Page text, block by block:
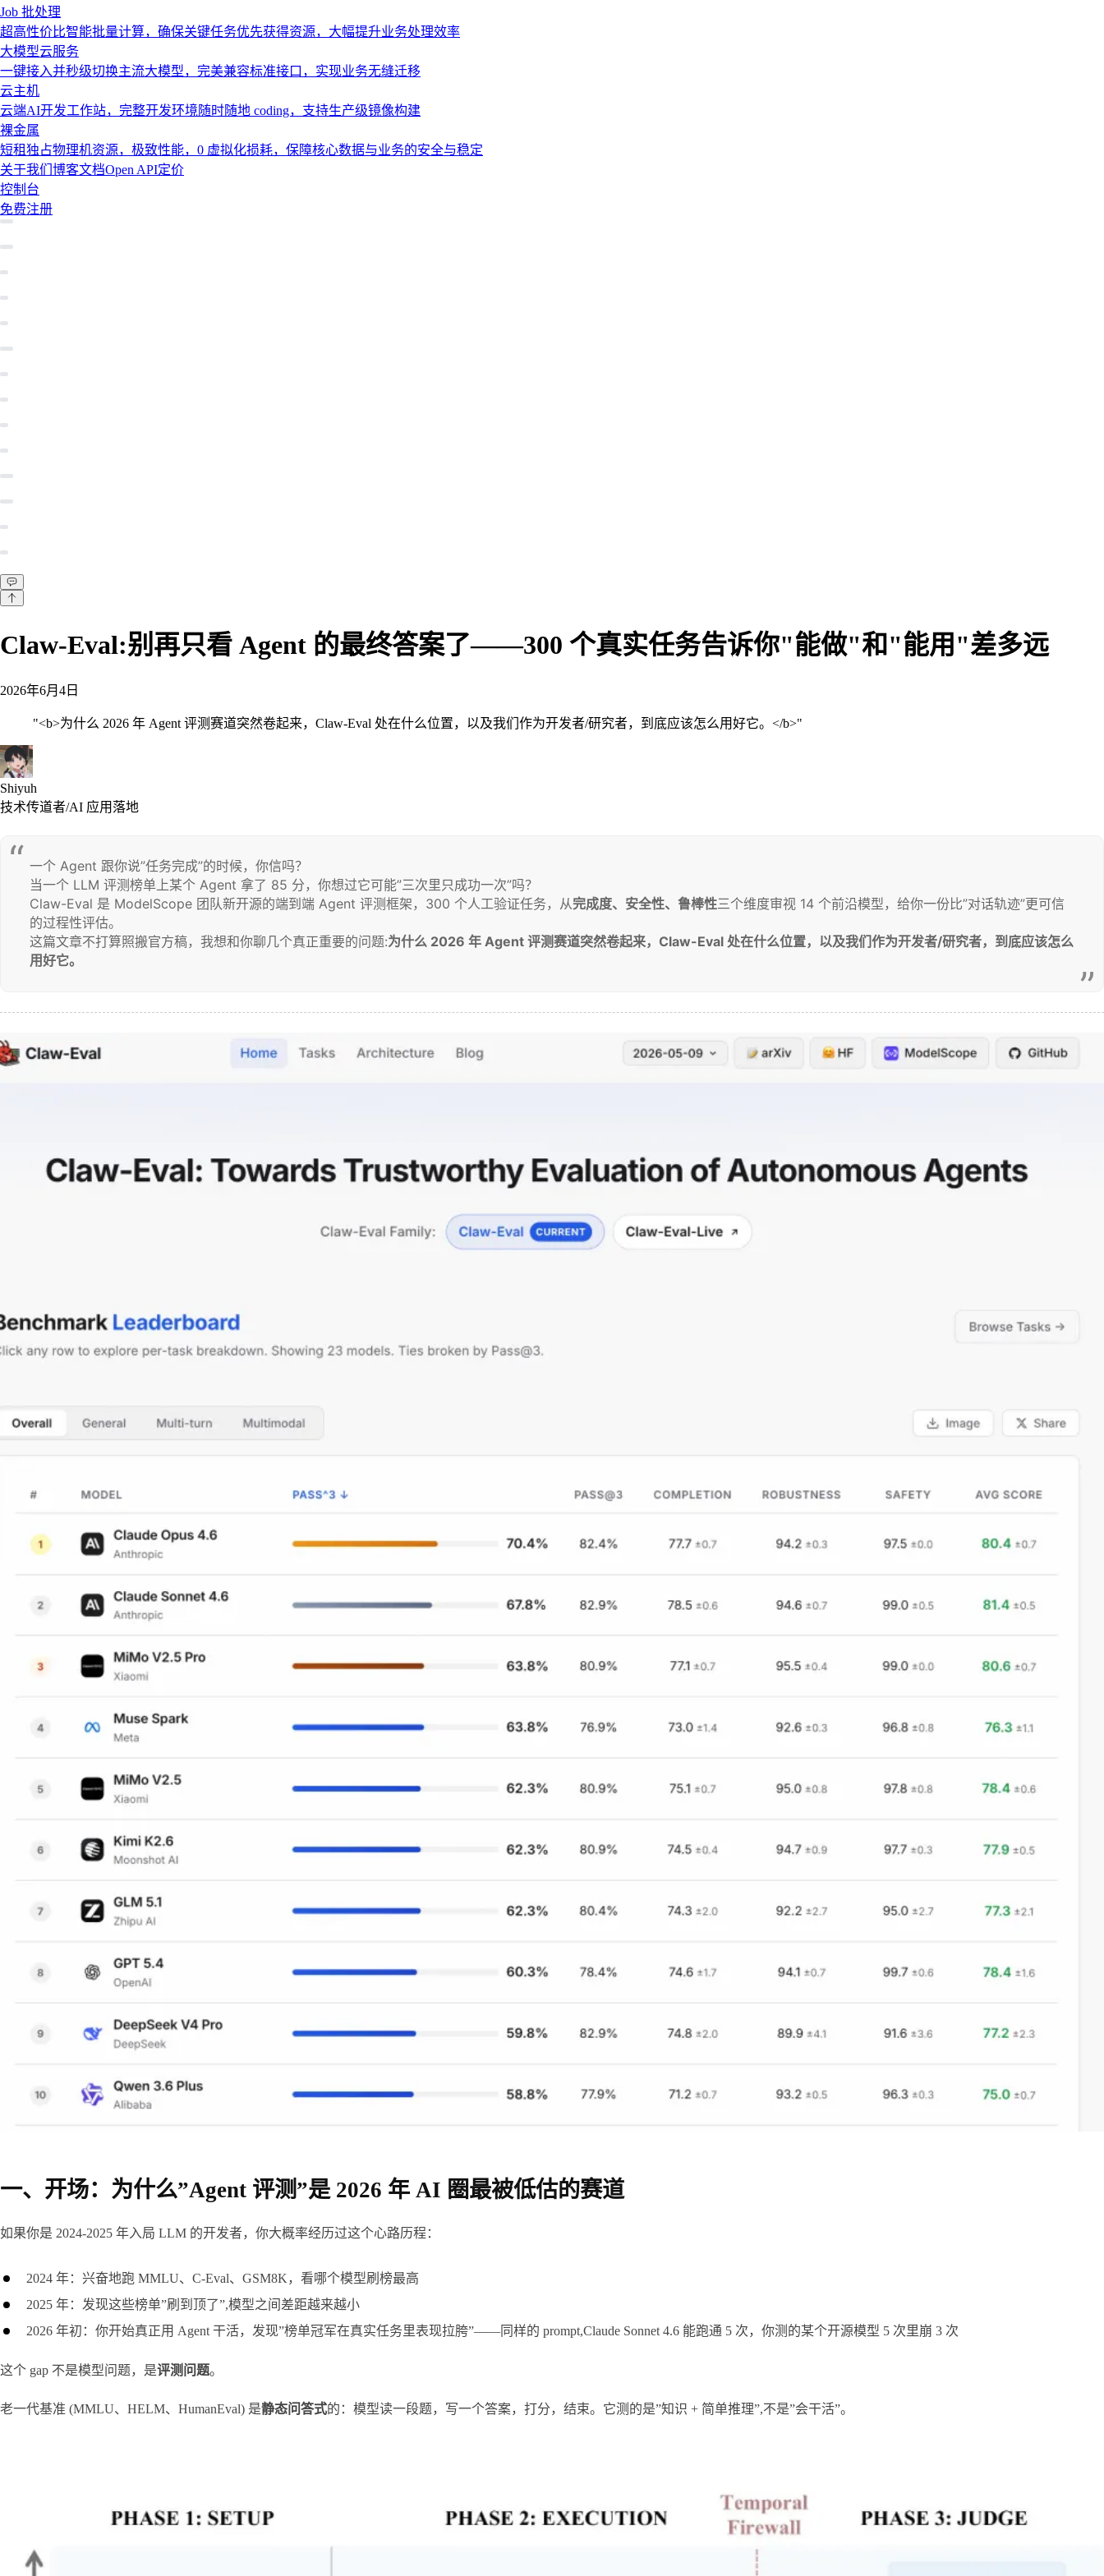
Job 批处理
超高性价比智能批量计算，确保关键任务优先获得资源，大幅提升业务处理效率
大模型云服务
一键接入并秒级切换主流大模型，完美兼容标准接口，实现业务无缝迁移
云主机
云端AI开发工作站，完整开发环境随时随地 coding，支持生产级镜像构建
裸金属
短租独占物理机资源，极致性能，0 虚拟化损耗，保障核心数据与业务的安全与稳定
关于我们 博客文档Open API定价
控制台
免费注册
Claw-Eval:别再只看 Agent 的最终答案了——300 个真实任务告诉你"能做"和"能用"差多远
2026年6月4日
"<b>为什么 2026 年 Agent 评测赛道突然卷起来，Claw-Eval 处在什么位置，以及我们作为开发者/研究者，到底应该怎么用好它。</b>"
Shiyuh
技术传道者/AI 应用落地
一个 Agent 跟你说”任务完成”的时候，你信吗？
当一个 LLM 评测榜单上某个 Agent 拿了 85 分，你想过它可能”三次里只成功一次”吗？
Claw-Eval 是 ModelScope 团队新开源的端到端 Agent 评测框架，300 个人工验证任务，从完成度、安全性、鲁棒性三个维度审视 14 个前沿模型，给你一份比”对话轨迹”更可信
的过程性评估。
这篇文章不打算照搬官方稿，我想和你聊几个真正重要的问题:为什么 2026 年 Agent 评测赛道突然卷起来，Claw-Eval 处在什么位置，以及我们作为开发者/研究者，到底应该怎么
用好它。
一、开场：为什么”Agent 评测”是 2026 年 AI 圈最被低估的赛道
如果你是 2024-2025 年入局 LLM 的开发者，你大概率经历过这个心路历程：
2024 年：兴奋地跑 MMLU、C-Eval、GSM8K，看哪个模型刷榜最高
2025 年：发现这些榜单”刷到顶了”,模型之间差距越来越小
2026 年初：你开始真正用 Agent 干活，发现”榜单冠军在真实任务里表现拉胯”——同样的 prompt,Claude Sonnet 4.6 能跑通 5 次，你测的某个开源模型 5 次里崩 3 次
这个 gap 不是模型问题，是评测问题。
老一代基准 (MMLU、HELM、HumanEval) 是静态问答式的：模型读一段题，写一个答案，打分，结束。它测的是”知识 + 简单推理”,不是”会干活”。